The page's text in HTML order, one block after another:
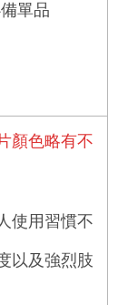
單品
顏色略有不
使用習慣不
以及強烈肢